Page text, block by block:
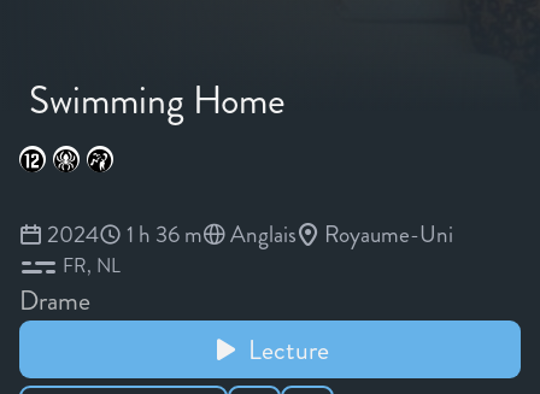
Swimming Home
2024 1 h 36 m Anglais Royaume-Uni
FR NL
Drame
Lecture